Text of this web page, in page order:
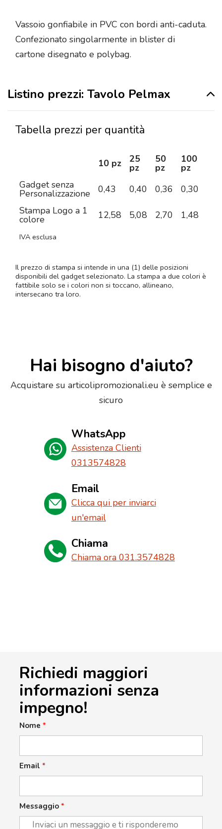
Vassoio gonfiabile in PVC con bordi anti-caduta.
Confezionato singolarmente in blister di
cartone disegnato e polybag.
Listino prezzi: Tavolo Pelmax
Tabella prezzi per quantità
10 pz 25
pz
50
pz
100
pz
Gadget senza
Personalizzazione 0,43 0,40 0,36 0,30
Stampa Logo a 1
colore 12,58 5,08 2,70 1,48
IVA esclusa
Il prezzo di stampa si intende in una (1) delle posizioni
disponibili del gadget selezionato. La stampa a due colori è
fattibile solo se i colori non si toccano, allineano,
intersecano tra loro.
Hai bisogno d'aiuto?
Acquistare su articolipromozionali.eu è semplice e
sicuro
WhatsApp
Assistenza Clienti
0313574828
Email
Clicca qui per inviarci
un'email
Chiama
Chiama ora 031.3574828
Richiedi maggiori
informazioni senza
impegno!
Nome *
Email *
Messaggio *